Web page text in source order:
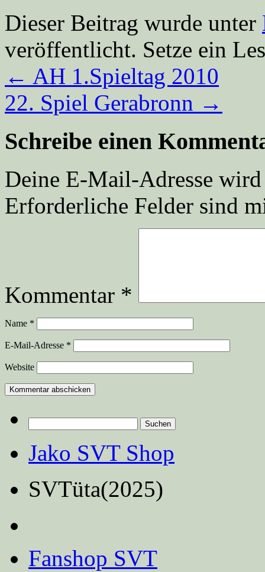
Dieser Beitrag wurde unter
veröffentlicht. Setze ein
← AH 1.Spieltag 2010
22. Spiel Gerabronn →
Schreibe einen
Deine E-Mail-Adresse
Erforderliche Felder sind
Kommentar *
Name *
E-Mail-Adresse *
Website
nach:
Jako SVT Shop
SVTüta(2025)
Fanshop SVT